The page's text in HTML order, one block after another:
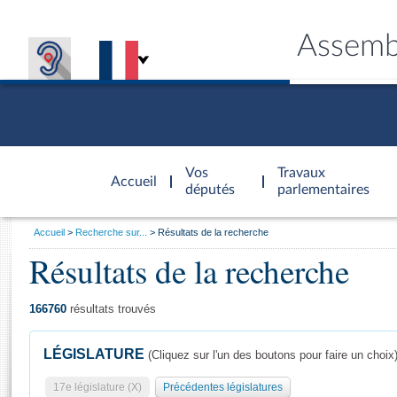
Accueil
d'accueil
Vos
députés
Travaux
parlementaires
Général
Vous
Accueil Recherche sur... Résultats de la recherche
Résultats de la recherche
166760 résultats trouvés
LÉGISLATURE (Cliquez sur l'un des boutons pour faire un choix)
17e législature (X) Précédentes législatures